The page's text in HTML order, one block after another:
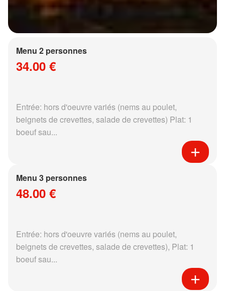
Menu 2 personnes
34.00 €
Entrée: hors d'oeuvre variés (nems au poulet,
beignets de crevettes, salade de crevettes) Plat: 1
boeuf sau...
Menu 3 personnes
48.00 €
Entrée: hors d'oeuvre variés (nems au poulet,
beignets de crevettes, salade de crevettes), Plat: 1
boeuf sau...